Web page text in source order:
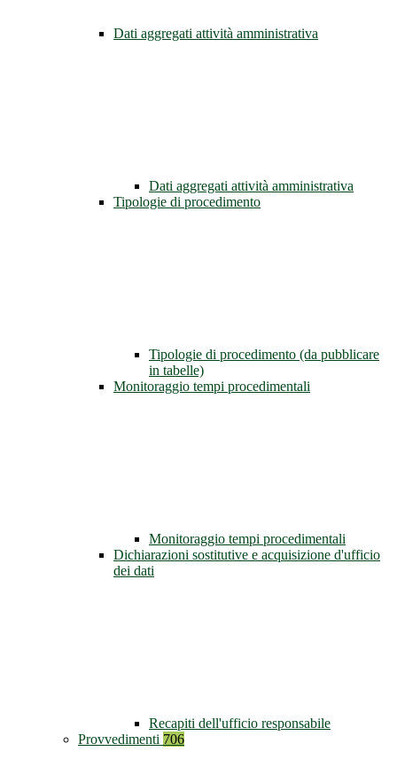
Dati aggregati attività amministrativa
Dati aggregati attività amministrativa
Tipologie di procedimento
Tipologie di procedimento (da pubblicare
in tabelle)
Monitoraggio tempi procedimentali
Monitoraggio tempi procedimentali
Dichiarazioni sostitutive e acquisizione d'ufficio
dei dati
Recapiti dell'ufficio responsabile
Provvedimenti 706